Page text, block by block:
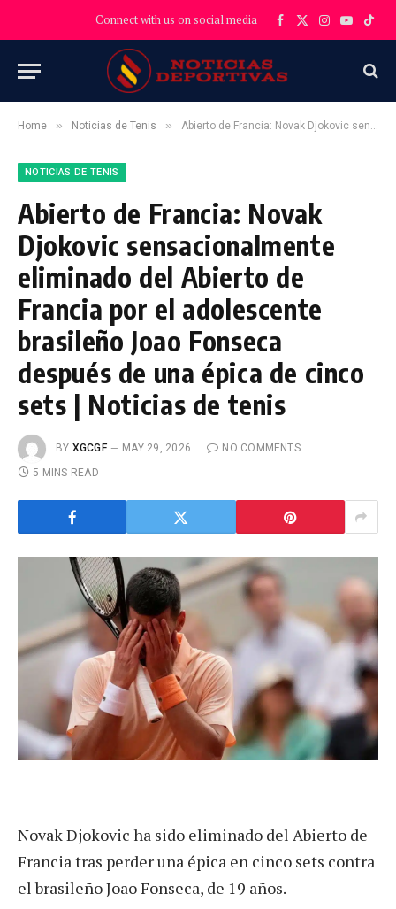
Connect with us on social media Facebook
X
Instagram
YouTube
Home » Noticias de Tenis » Abierto de Francia: Novak Djokovic sensacionalmente eliminado del Abierto de Francia por el adolescente brasileño Joao Fonseca después de una épica de cinco sets | Noticias de tenis
NOTICIAS DE TENIS
Abierto de Francia: Novak
Djokovic sensacionalmente
eliminado del Abierto de
Francia por el adolescente
brasileño Joao Fonseca
después de una épica de cinco
sets | Noticias de tenis
BY XGCGF MAY 29, 2026
NO COMMENTS
5 MINS READ
Novak Djokovic ha sido eliminado del Abierto de
Francia tras perder una épica en cinco sets contra
el brasileño Joao Fonseca, de 19 años.